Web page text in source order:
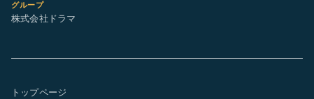
グループ
株式会社ドラマ
トップページ